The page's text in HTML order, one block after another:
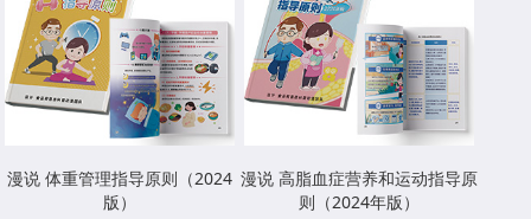
漫说 体重管理指导原则（2024
版）
漫说 高脂血症营养和运动指导原
则（2024年版）